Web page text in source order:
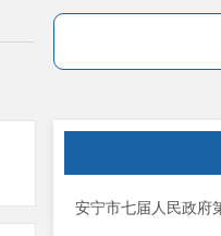
安宁市七届人民政府